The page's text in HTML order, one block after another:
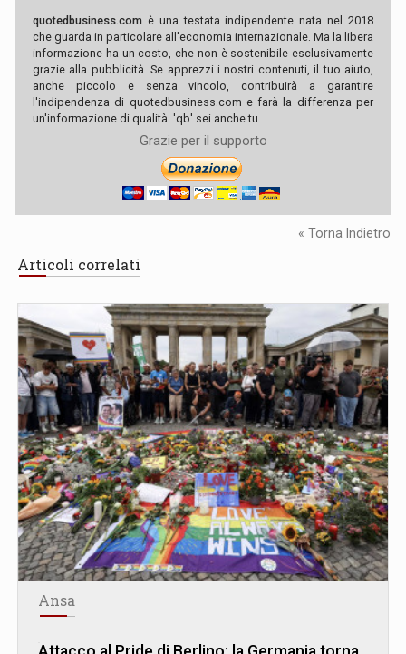
quotedbusiness.com è una testata indipendente nata nel 2018
che guarda in particolare all'economia internazionale. Ma la libera
informazione ha un costo, che non è sostenibile esclusivamente
grazie alla pubblicità. Se apprezzi i nostri contenuti, il tuo aiuto,
anche piccolo e senza vincolo, contribuirà a garantire
l'indipendenza di quotedbusiness.com e farà la differenza per
un'informazione di qualità. 'qb' sei anche tu.
Grazie per il supporto
« Torna Indietro
Articoli correlati
Ansa